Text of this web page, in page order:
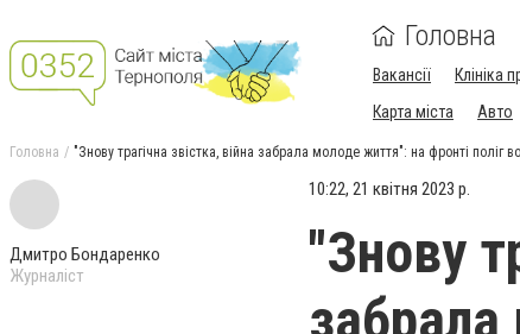
Головна
Вакансії Клініка
Карта міста
Авто
Головна "Знову трагічна звістка, війна забрала молоде життя": на фронті поліг
Дмитро Бондаренко
Журналіст
10:22, 21 квітня 2023 р.
"Знову